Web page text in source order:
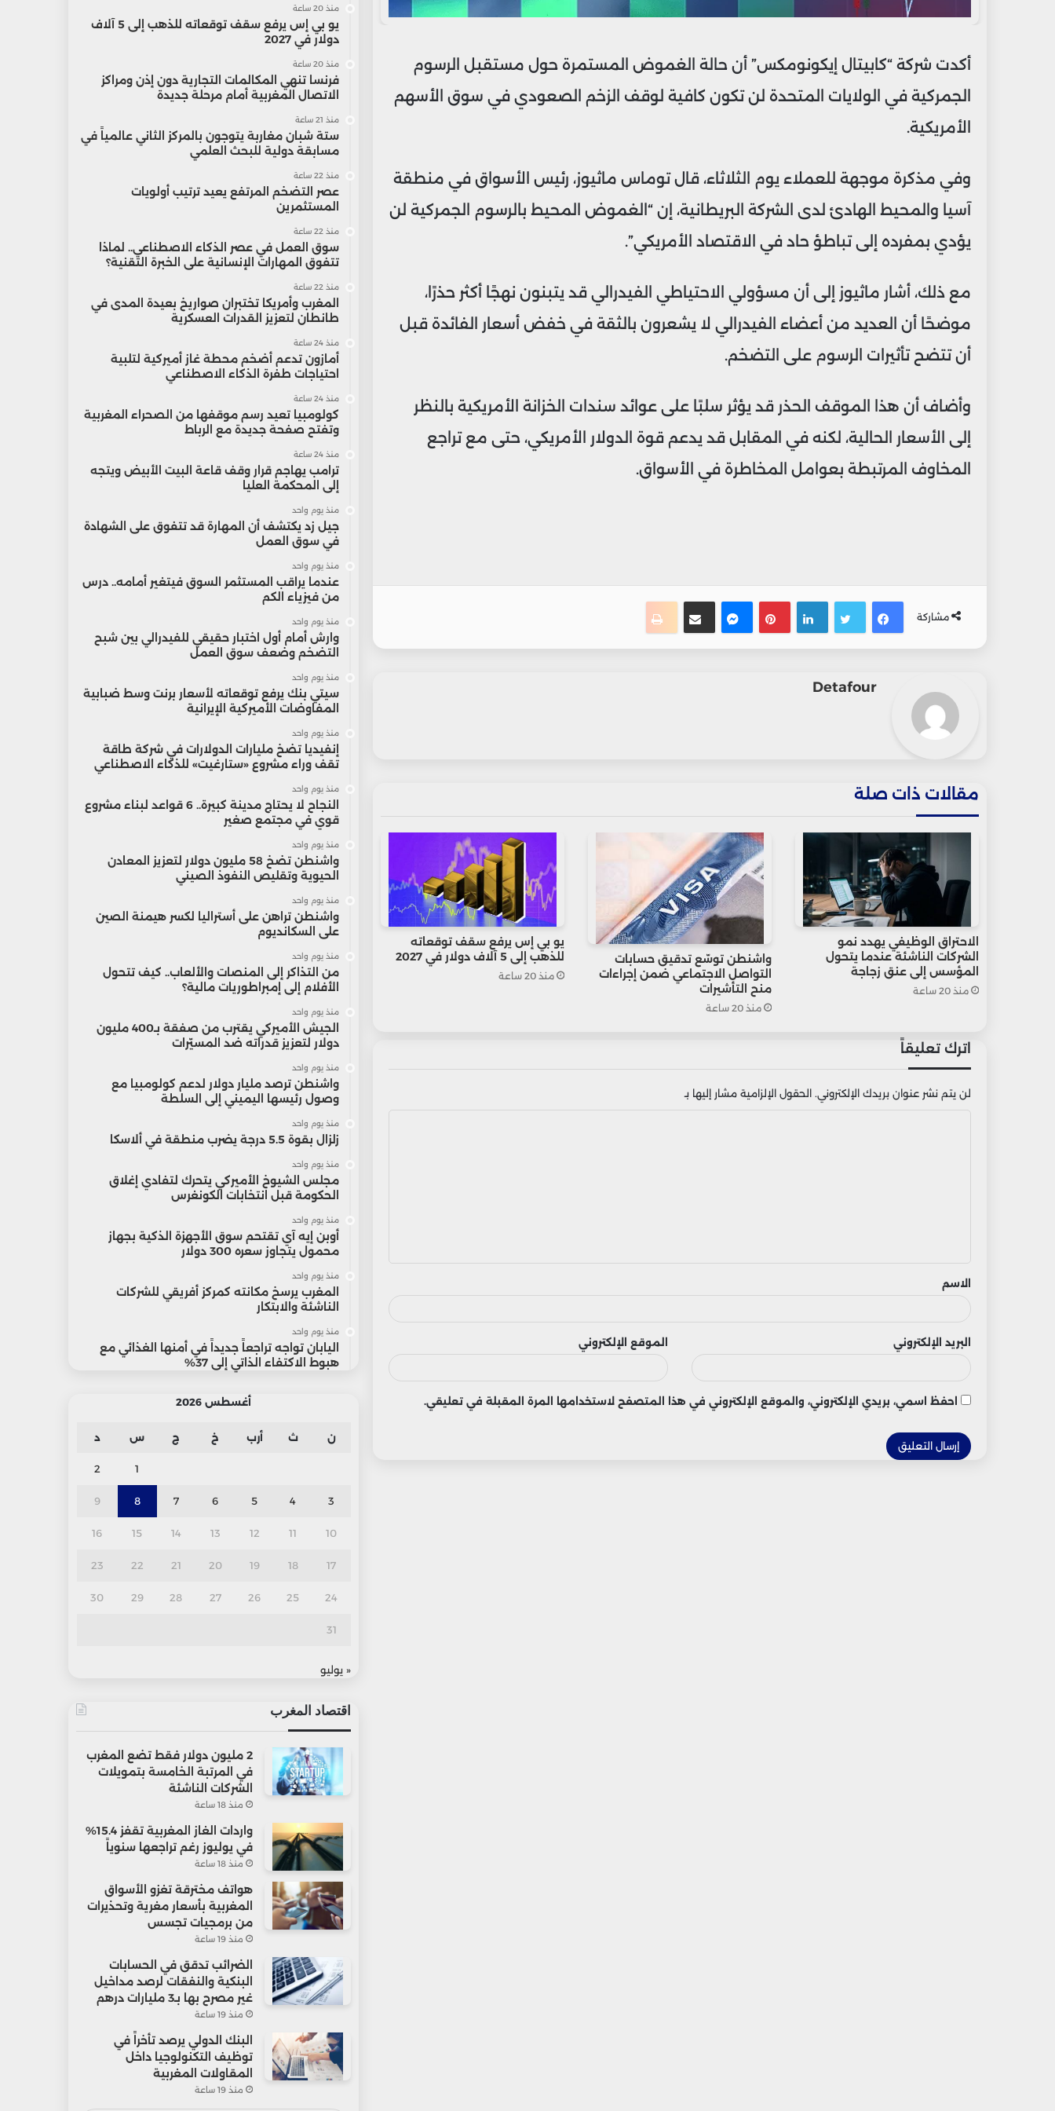
أكدت شركة “كابيتال إيكونومكس” أن حالة الغموض المستمرة حول مستقبل الرسوم
الجمركية في الولايات المتحدة لن تكون كافية لوقف الزخم الصعودي في سوق الأسهم
الأمريكية.
وفي مذكرة موجهة للعملاء يوم الثلاثاء، قال توماس ماثيوز، رئيس الأسواق في منطقة
آسيا والمحيط الهادئ لدى الشركة البريطانية، إن “الغموض المحيط بالرسوم الجمركية لن
يؤدي بمفرده إلى تباطؤ حاد في الاقتصاد الأمريكي”.
مع ذلك، أشار ماثيوز إلى أن مسؤولي الاحتياطي الفيدرالي قد يتبنون نهجًا أكثر حذرًا،
موضحًا أن العديد من أعضاء الفيدرالي لا يشعرون بالثقة في خفض أسعار الفائدة قبل
أن تتضح تأثيرات الرسوم على التضخم.
وأضاف أن هذا الموقف الحذر قد يؤثر سلبًا على عوائد سندات الخزانة الأمريكية بالنظر
إلى الأسعار الحالية، لكنه في المقابل قد يدعم قوة الدولار الأمريكي، حتى مع تراجع
المخاوف المرتبطة بعوامل المخاطرة في الأسواق.
مشاركة
فيسبوك
تويتر لينكدإنبينتيريست
ماسنجرمشاركة عبر البريدطباعة
Detafour
مقالات ذات صلة
الاحتراق الوظيفي يهدد نمو
الشركات الناشئة عندما يتحول
المؤسس إلى عنق زجاجة
منذ 20 ساعة
واشنطن توسّع تدقيق حسابات
التواصل الاجتماعي ضمن إجراءات
منح التأشيرات
منذ 20 ساعة
يو بي إس يرفع سقف توقعاته
للذهب إلى 5 آلاف دولار في 2027
منذ 20 ساعة
اترك تعليقاً
لن يتم نشر عنوان بريدك الإلكتروني. الحقول الإلزامية مشار إليها بـ
ق
الاسم
البريد الإلكتروني الموقع الإلكتروني
احفظ اسمي، بريدي الإلكتروني، والموقع الإلكتروني في هذا المتصفح لاستخدامها المرة المقبلة في تعليقي.
منذ 20 ساعة
يو بي إس يرفع سقف توقعاته للذهب إلى 5 آلاف
دولار في 2027
منذ 20 ساعة
فرنسا تنهي المكالمات التجارية دون إذن ومراكز
الاتصال المغربية أمام مرحلة جديدة
منذ 21 ساعة
ستة شبان مغاربة يتوجون بالمركز الثاني عالمياً في
مسابقة دولية للبحث العلمي
منذ 22 ساعة
عصر التضخم المرتفع يعيد ترتيب أولويات
المستثمرين
منذ 22 ساعة
سوق العمل في عصر الذكاء الاصطناعي.. لماذا
تتفوق المهارات الإنسانية على الخبرة التقنية؟
منذ 22 ساعة
المغرب وأمريكا تختبران صواريخ بعيدة المدى في
طانطان لتعزيز القدرات العسكرية
منذ 24 ساعة
أمازون تدعم أضخم محطة غاز أميركية لتلبية
احتياجات طفرة الذكاء الاصطناعي
منذ 24 ساعة
كولومبيا تعيد رسم موقفها من الصحراء المغربية
وتفتح صفحة جديدة مع الرباط
منذ 24 ساعة
ترامب يهاجم قرار وقف قاعة البيت الأبيض ويتجه
إلى المحكمة العليا
منذ يوم واحد
جيل زد يكتشف أن المهارة قد تتفوق على الشهادة
في سوق العمل
منذ يوم واحد
عندما يراقب المستثمر السوق فيتغير أمامه.. درس
من فيزياء الكم
منذ يوم واحد
وارش أمام أول اختبار حقيقي للفيدرالي بين شبح
التضخم وضعف سوق العمل
منذ يوم واحد
سيتي بنك يرفع توقعاته لأسعار برنت وسط ضبابية
المفاوضات الأميركية الإيرانية
منذ يوم واحد
إنفيديا تضخ مليارات الدولارات في شركة طاقة
تقف وراء مشروع «ستارغيت» للذكاء الاصطناعي
منذ يوم واحد
النجاح لا يحتاج مدينة كبيرة.. 6 قواعد لبناء مشروع
قوي في مجتمع صغير
منذ يوم واحد
واشنطن تضخ 58 مليون دولار لتعزيز المعادن
الحيوية وتقليص النفوذ الصيني
منذ يوم واحد
واشنطن تراهن على أستراليا لكسر هيمنة الصين
على السكانديوم
منذ يوم واحد
من التذاكر إلى المنصات والألعاب.. كيف تتحول
الأفلام إلى إمبراطوريات مالية؟
منذ يوم واحد
الجيش الأميركي يقترب من صفقة بـ400 مليون
دولار لتعزيز قدراته ضد المسيّرات
منذ يوم واحد
واشنطن ترصد مليار دولار لدعم كولومبيا مع
وصول رئيسها اليميني إلى السلطة
منذ يوم واحد
زلزال بقوة 5.5 درجة يضرب منطقة في ألاسكا
منذ يوم واحد
مجلس الشيوخ الأميركي يتحرك لتفادي إغلاق
الحكومة قبل انتخابات الكونغرس
منذ يوم واحد
أوبن إيه آي تقتحم سوق الأجهزة الذكية بجهاز
محمول يتجاوز سعره 300 دولار
منذ يوم واحد
المغرب يرسخ مكانته كمركز أفريقي للشركات
الناشئة والابتكار
منذ يوم واحد
اليابان تواجه تراجعاً جديداً في أمنها الغذائي مع
هبوط الاكتفاء الذاتي إلى 37%
أغسطس 2026
ن ث أرب خ ج س د
1
2
3
4
5
6
7
8
9
10
11
12
13
14
15
16
17
18
19
20
21
22
23
24
25
26
27
28
29
30
31
« يوليو
اقتصاد المغرب
2 مليون دولار فقط تضع المغرب
في المرتبة الخامسة بتمويلات
الشركات الناشئة
منذ 18 ساعة
واردات الغاز المغربية تقفز 15.4%
في يوليوز رغم تراجعها سنوياً
منذ 18 ساعة
هواتف مخترقة تغزو الأسواق
المغربية بأسعار مغرية وتحذيرات
من برمجيات تجسس
منذ 19 ساعة
الضرائب تدقق في الحسابات
البنكية والنفقات لرصد مداخيل
غير مصرح بها بـ3 مليارات درهم
منذ 19 ساعة
البنك الدولي يرصد تأخراً في
توظيف التكنولوجيا داخل
المقاولات المغربية
منذ 19 ساعة